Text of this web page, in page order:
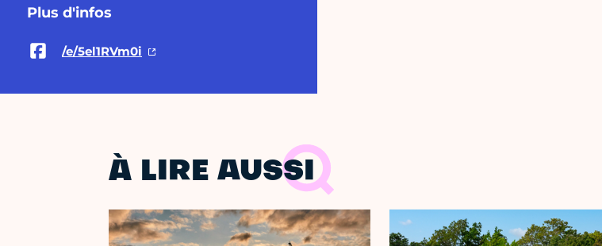
Plus d'infos
/e/5el1RVm0i
À LIRE AUSSI